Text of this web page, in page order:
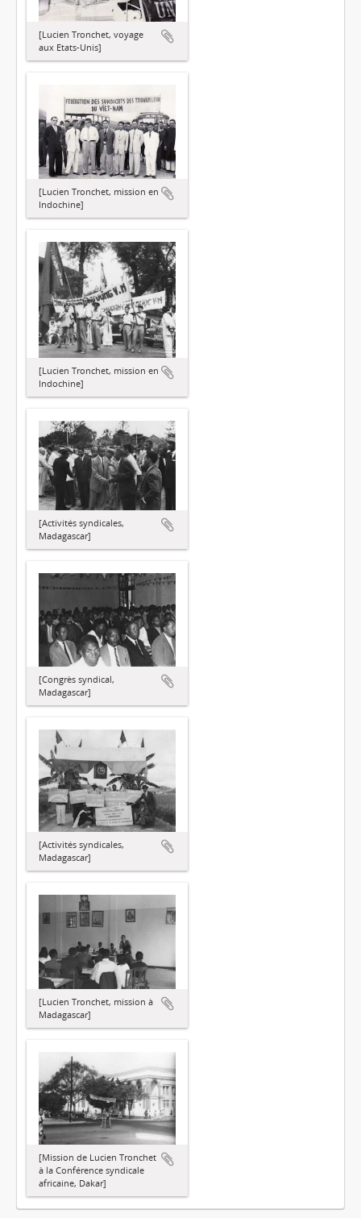
[Lucien Tronchet, voyage
aux Etats-Unis]
[Lucien Tronchet, mission en
Indochine]
[Lucien Tronchet, mission en
Indochine]
[Activités syndicales,
Madagascar]
[Congrès syndical,
Madagascar]
[Activités syndicales,
Madagascar]
[Lucien Tronchet, mission à
Madagascar]
[Mission de Lucien Tronchet
à la Conférence syndicale
africaine, Dakar]